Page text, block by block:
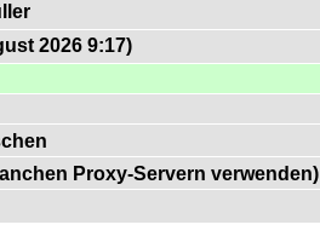
2026 9:17)
Proxy-Servern verwenden)